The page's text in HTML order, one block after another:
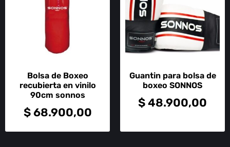
Bolsa de Boxeo
recubierta en vinilo
90cm sonnos
$68.900,00
Guantin para bolsa de
boxeo SONNOS
$48.900,00